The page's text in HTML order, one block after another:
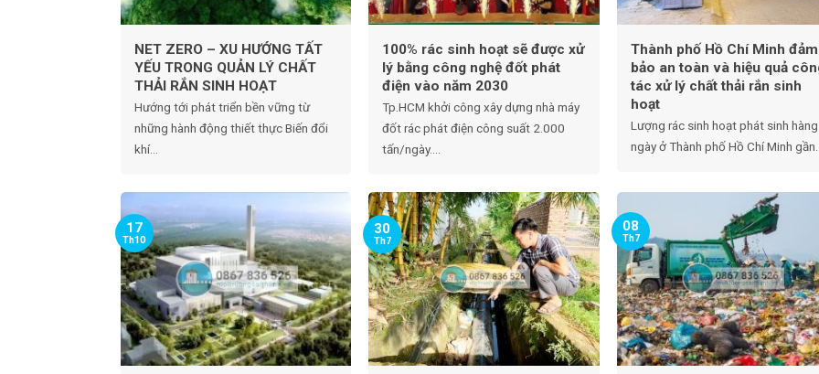
NET ZERO – XU HƯỚNG TẤT
YẾU TRONG QUẢN LÝ CHẤT
THẢI RẮN SINH HOẠT
Hướng tới phát triển bền vững từ
những hành động thiết thực Biến đổi
khí...
100% rác sinh hoạt sẽ được xử
lý bằng công nghệ đốt phát
điện vào năm 2030
Tp.HCM khởi công xây dựng nhà máy
đốt rác phát điện công suất 2.000
tấn/ngày....
Thành phố Hồ Chí Minh đảm
bảo an toàn và hiệu quả
tác xử lý chất thải rắn sinh
hoạt
Lượng rác sinh hoạt phát sinh hàng
ngày ở Thành phố Hồ Chí Minh
17
Th10
30
Th7
08
Th7